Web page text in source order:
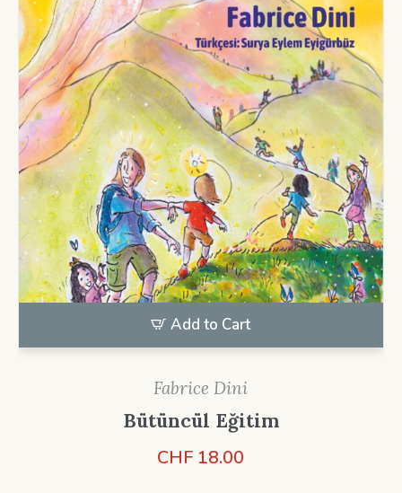
Add to Cart
Fabrice Dini
Bütüncül Eğitim
CHF 18.00